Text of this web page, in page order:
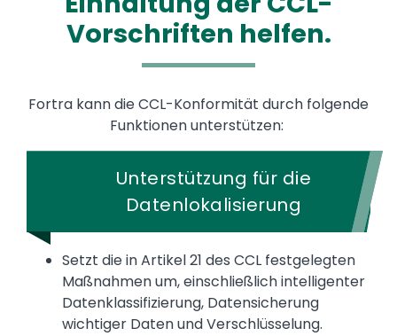
Vorschriften helfen.
Fortra kann die CCL-Konformität durch folgende
Funktionen unterstützen:
Unterstützung für die
Datenlokalisierung
Setzt die in Artikel 21 des CCL festgelegten
Maßnahmen um, einschließlich intelligenter
Datenklassifizierung, Datensicherung
wichtiger Daten und Verschlüsselung.